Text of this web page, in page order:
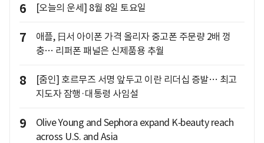
6 [오늘의 운세] 8월 8일 토요일
7
애플, 日서 아이폰 가격 올리자 중고폰 주문량 2배 껑
충… 리퍼폰 패널은 신제품용 추월
8
[줌인] 호르무즈 서명 앞두고 이란 리더십 증발… 최고
지도자 잠행·대통령 사임설
9
Olive Young and Sephora expand K‑beauty reach
across U.S. and Asia